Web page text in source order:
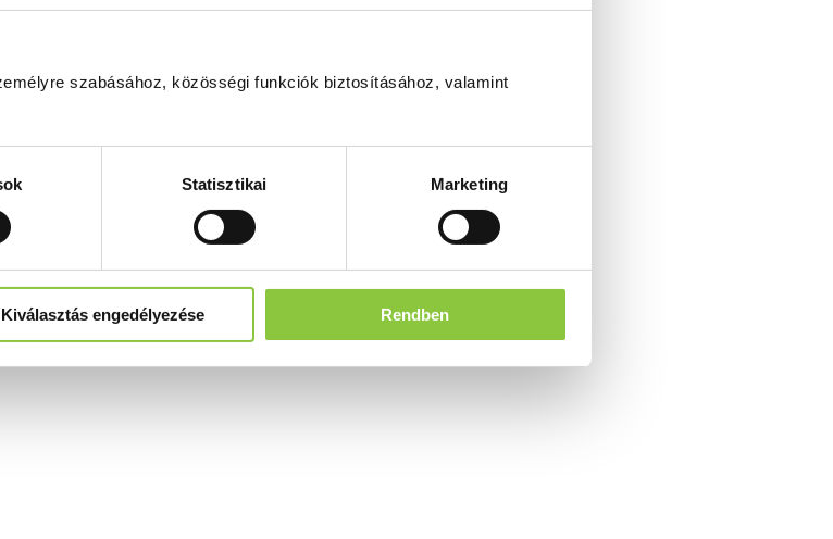
szabásához, közösségi funkciók biztosításához, valamint
Statisztikai Marketing
Kiválasztás engedélyezése Rendben